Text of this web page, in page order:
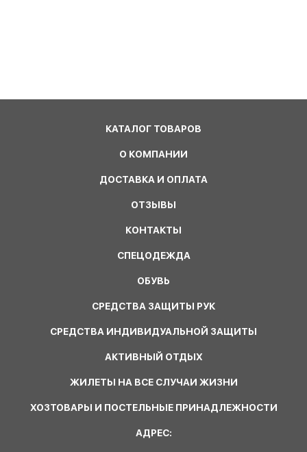
КАТАЛОГ ТОВАРОВ
О КОМПАНИИ
ДОСТАВКА И ОПЛАТА
ОТЗЫВЫ
КОНТАКТЫ
СПЕЦОДЕЖДА
ОБУВЬ
СРЕДСТВА ЗАЩИТЫ РУК
СРЕДСТВА ИНДИВИДУАЛЬНОЙ ЗАЩИТЫ
АКТИВНЫЙ ОТДЫХ
ЖИЛЕТЫ НА ВСЕ СЛУЧАИ ЖИЗНИ
ХОЗТОВАРЫ И ПОСТЕЛЬНЫЕ ПРИНАДЛЕЖНОСТИ
АДРЕС: